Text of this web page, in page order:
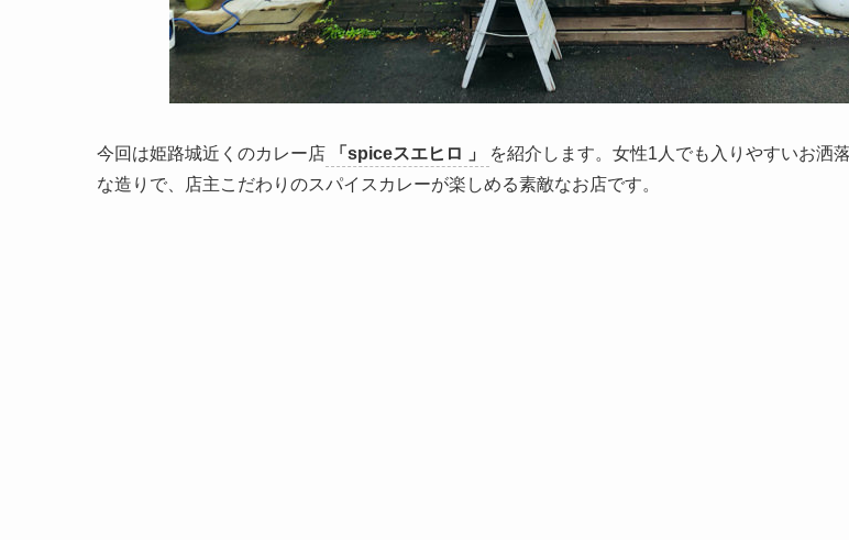
今回は姫路城近くのカレー店 「spiceスエヒロ 」
を紹介します。女性1人でも入りやすいお洒
な造りで、店主こだわりのスパイスカレーが楽しめる素敵なお店です。